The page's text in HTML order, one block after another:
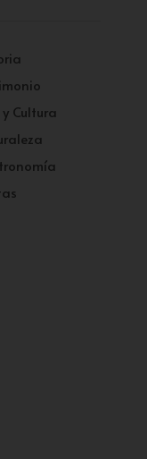
Cultura